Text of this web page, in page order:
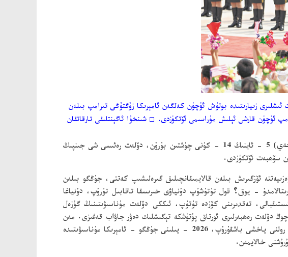
ئىشلىرى زىيارىتىدە بولۇش ئۈچۈن كەلگەن ئامېرىكا زۇڭتۇڭى تىرامپ بىلەن
ئۈچۈن قارشى ئېلىش مۇراسىمى ئۆتكۈزدى. □ شىنخۇا ئاگېنتلىقى تارقاتقان
) 5 - ئاينىڭ 14 - كۈنى چۈشتىن بۇرۇن، دۆلەت رەئىسى شى جىنپىڭ
سۆھبەت ئۆتكۈزدى.
ئۆزگىرىش بىلەن قالايمىقانچىلىق گىرەلىشىپ كەتتى، جۇڭگو بىلەن
- يوق؟ قول تۇتۇشۇپ دۇنياۋى خىرىسقا تاقابىل تۇرۇپ، دۇنياغا
تەقدىرىنى كۆزدە تۇتۇپ، ئىككى دۆلەت مۇناسىۋىتىنىڭ گۈزەل
دۆلەت رەھبەرلىرى ئورتاق پۈتۈشكە تېگىشلىك دەۋر جاۋاب قەغىزى. مەن
زۇڭتۇڭ تىرامپ بىلەن بىرلىكتە جۇڭگو - ئامېرىكا مۇناسىۋىتىدىن ئىبارەت بۇ چوڭ پاراخوتقا ياخشى يول باشلاپ، رولنى ياخشى باشقۇرۇپ، 2026 - يىلىنى جۇڭگو - ئامېرىكا مۇناسىۋىتىدە
خالايمەن.